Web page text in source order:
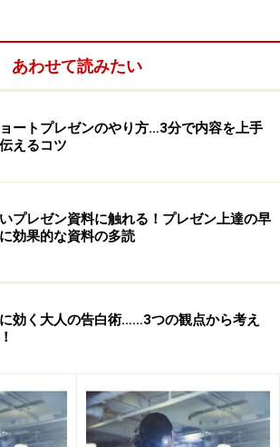
り上げてみる
感謝の念」抱く
がこの「聞いてくれる人への感謝の念
ゼンを行なう際には「うまく話さない
ばかりを考えて自分本位になってしま
テーションは話し手と聞き手が両方い
つもの。
人たちは話し手のために時間を取って
あわせて読みたい
ートプレゼンのやり方…3分で内容を上手
えるコツ
プレゼン資料に触れる！プレゼン上達の早
効果的な資料の多読
効く大人の告白術……3つの観点から考え